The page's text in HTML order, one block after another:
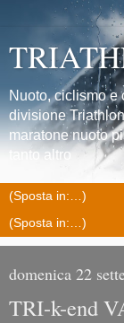
Nuoto, ciclismo e
divisione
maratone nuoto
tanto altro
domenica 22
TRI-k-end